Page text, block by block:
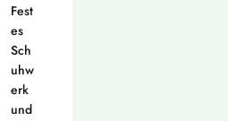
Fest
es
Sch
uhw
erk
und